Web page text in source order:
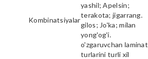
Kombinatsiyalar
yashil; Apelsin;
terakota; jigarrang.
gilos; Jo'ka; milan
yong'og'i.
o'zgaruvchan laminat
turlarini turli xil